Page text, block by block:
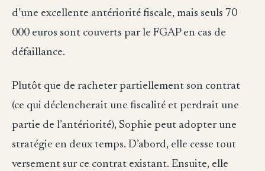
d’une excellente antériorité fiscale, mais seuls 70
000 euros sont couverts par le FGAP en cas de
défaillance.
Plutôt que de racheter partiellement son contrat
(ce qui déclencherait une fiscalité et perdrait une
partie de l’antériorité), Sophie peut adopter une
stratégie en deux temps. D’abord, elle cesse tout
versement sur ce contrat existant. Ensuite, elle